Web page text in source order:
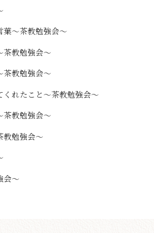
～茶教勉強会～
茶教勉強会～
茶教勉強会～
れたこと～茶教勉強会～
茶教勉強会～
勉強会～
会～